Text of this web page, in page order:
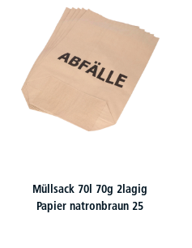
Müllsack 70l 70g 2lagig
Papier natronbraun 25